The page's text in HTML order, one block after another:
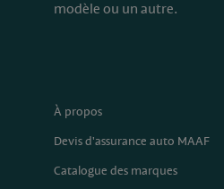
modèle ou un autre.
À propos
Devis d'assurance auto MAAF
Catalogue des marques